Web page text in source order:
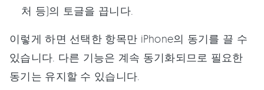
처 등)의 토글을 끕니다.
이렇게 하면 선택한 항목만 iPhone의 동기를 끌 수
있습니다. 다른 기능은 계속 동기화되므로 필요한
동기는 유지할 수 있습니다.